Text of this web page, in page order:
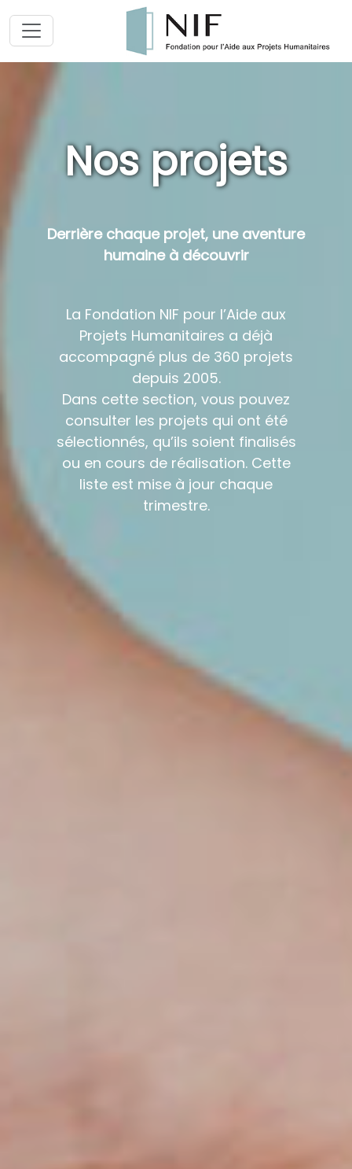
Nos projets
Derrière chaque projet, une aventure
humaine à découvrir
La Fondation NIF pour l’Aide aux
Projets Humanitaires a déjà
accompagné plus de 360 projets
depuis 2005.
Dans cette section, vous pouvez
consulter les projets qui ont été
sélectionnés, qu’ils soient finalisés
ou en cours de réalisation. Cette
liste est mise à jour chaque
trimestre.